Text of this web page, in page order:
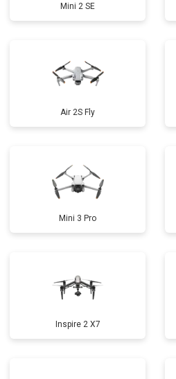
Mini 2 SE
Air 2S Fly
Mini 3 Pro
Inspire 2 X7